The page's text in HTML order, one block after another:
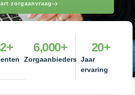
zorgaanvraag
+
Zorgaanbieders
6,000+
Jaar
ervaring
20+